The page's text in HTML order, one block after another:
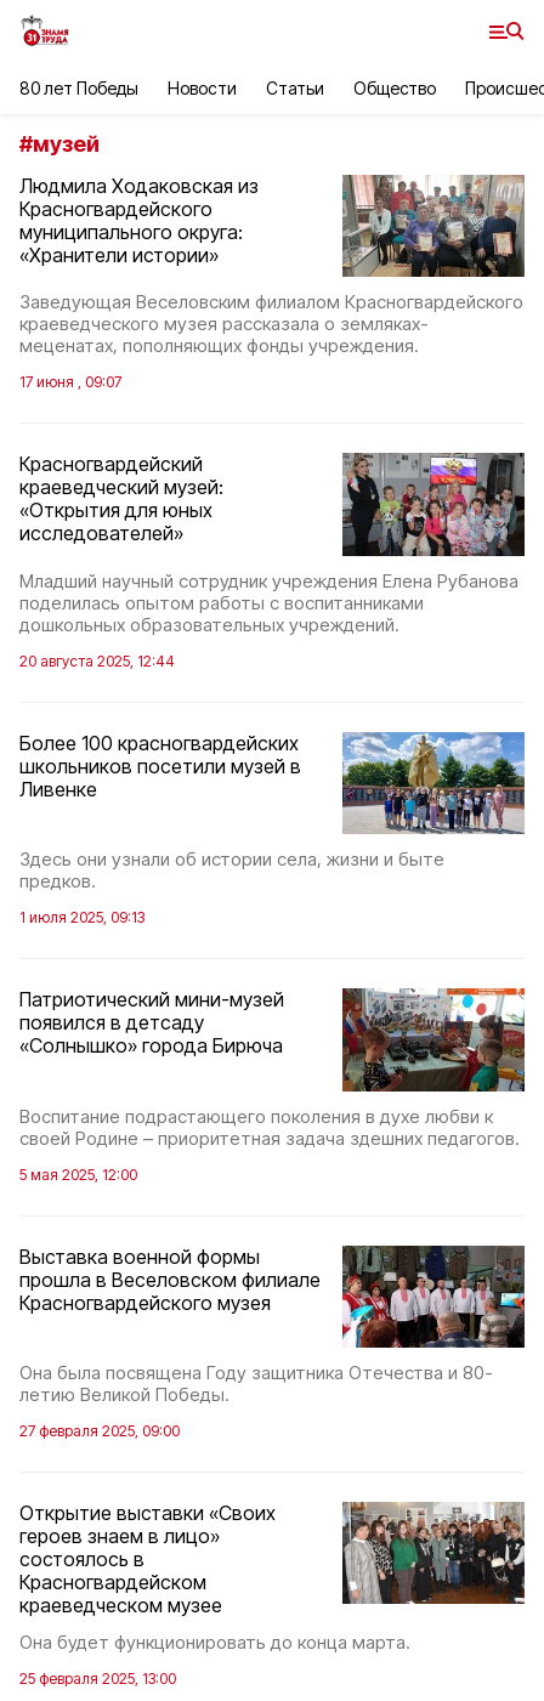
80 лет Победы Новости Статьи Общество
#музей
Людмила Ходаковская из
Красногвардейского
муниципального округа:
«Хранители истории»
Заведующая Веселовским филиалом Красногвардейского
краеведческого музея рассказала о земляках-
меценатах, пополняющих фонды учреждения.
17 июня , 09:07
Красногвардейский
краеведческий музей:
«Открытия для юных
исследователей»
Младший научный сотрудник учреждения Елена Рубанова
поделилась опытом работы с воспитанниками
дошкольных образовательных учреждений.
20 августа 2025, 12:44
Более 100 красногвардейских
школьников посетили музей в
Ливенке
Здесь они узнали об истории села, жизни и быте
предков.
1 июля 2025, 09:13
Патриотический мини-музей
появился в детсаду
«Солнышко» города Бирюча
Воспитание подрастающего поколения в духе любви к
своей Родине – приоритетная задача здешних педагогов.
5 мая 2025, 12:00
Выставка военной формы
прошла в Веселовском филиале
Красногвардейского музея
Она была посвящена Году защитника Отечества и 80-
летию Великой Победы.
27 февраля 2025, 09:00
Открытие выставки «Своих
героев знаем в лицо»
состоялось в
Красногвардейском
краеведческом музее
Она будет функционировать до конца марта.
25 февраля 2025, 13:00